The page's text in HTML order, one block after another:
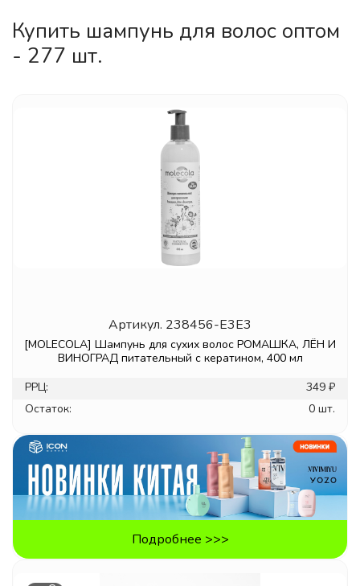
Купить шампунь для волос оптом
- 277 шт.
Артикул. 238456-E3E3
[MOLECOLA] Шампунь для сухих волос РОМАШКА, ЛЁН И
ВИНОГРАД питательный с кератином, 400 мл
РРЦ:
349 ₽
Остаток:
0 шт.
Подробнее >>>